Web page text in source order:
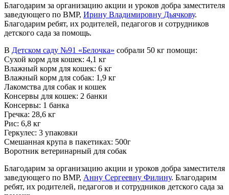
Благодарим за организацию акции и уроков добра заместителя
заведующего по ВМР, Ирину Владимировну Дьячкову.
Благодарим ребят, их родителей, педагогов и сотрудников
детского сада за помощь.
В Детском саду №91 «Белочка» собрали 50 кг помощи:
Сухой корм для кошек: 4,1 кг
Влажный корм для кошек: 6 кг
Влажный корм для собак: 1,9 кг
Лакомства для собак и кошек
Консервы для кошек: 2 банки
Консервы: 1 банка
Гречка: 28,6 кг
Рис: 6,8 кг
Геркулес: 3 упаковки
Смешанная крупа в пакетиках: 500г
Воротник ветеринарный для собак
Благодарим за организацию акции и уроков добра заместителя
заведующего по ВМР, Анну Сергеевну Филину. Благодарим
ребят, их родителей, педагогов и сотрудников детского сада за